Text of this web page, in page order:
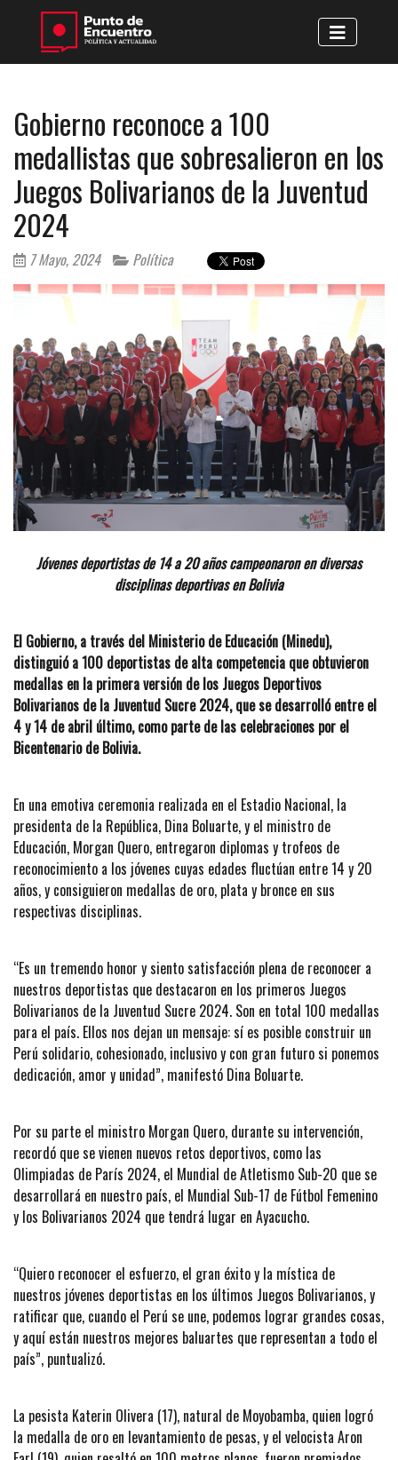
Gobierno reconoce a 100
medallistas que sobresalieron en los
Juegos Bolivarianos de la Juventud
2024
7 Mayo, 2024 Política
Jóvenes deportistas de 14 a 20 años campeonaron en diversas
disciplinas deportivas en Bolivia
El Gobierno, a través del Ministerio de Educación (Minedu),
distinguió a 100 deportistas de alta competencia que obtuvieron
medallas en la primera versión de los Juegos Deportivos
Bolivarianos de la Juventud Sucre 2024, que se desarrolló entre el
4 y 14 de abril último, como parte de las celebraciones por el
Bicentenario de Bolivia.
En una emotiva ceremonia realizada en el Estadio Nacional, la
presidenta de la República, Dina Boluarte, y el ministro de
Educación, Morgan Quero, entregaron diplomas y trofeos de
reconocimiento a los jóvenes cuyas edades fluctúan entre 14 y 20
años, y consiguieron medallas de oro, plata y bronce en sus
respectivas disciplinas.
“Es un tremendo honor y siento satisfacción plena de reconocer a
nuestros deportistas que destacaron en los primeros Juegos
Bolivarianos de la Juventud Sucre 2024. Son en total 100 medallas
para el país. Ellos nos dejan un mensaje: sí es posible construir un
Perú solidario, cohesionado, inclusivo y con gran futuro si ponemos
dedicación, amor y unidad”, manifestó Dina Boluarte.
Por su parte el ministro Morgan Quero, durante su intervención,
recordó que se vienen nuevos retos deportivos, como las
Olimpiadas de París 2024, el Mundial de Atletismo Sub-20 que se
desarrollará en nuestro país, el Mundial Sub-17 de Fútbol Femenino
y los Bolivarianos 2024 que tendrá lugar en Ayacucho.
“Quiero reconocer el esfuerzo, el gran éxito y la mística de
nuestros jóvenes deportistas en los últimos Juegos Bolivarianos, y
ratificar que, cuando el Perú se une, podemos lograr grandes cosas,
y aquí están nuestros mejores baluartes que representan a todo el
país”, puntualizó.
La pesista Katerin Olivera (17), natural de Moyobamba, quien logró
la medalla de oro en levantamiento de pesas, y el velocista Aron